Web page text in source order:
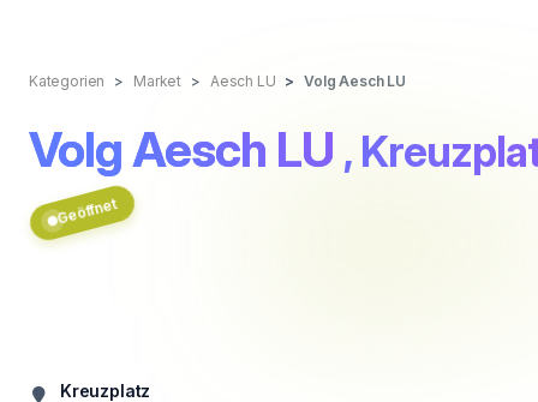
Kategorien Market Aesch LU Volg Aesch LU
Volg Aesch LU ,
Geöffnet
Kreuzplatz